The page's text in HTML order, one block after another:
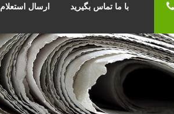
ارسال استعلام با ما تماس بگیرید